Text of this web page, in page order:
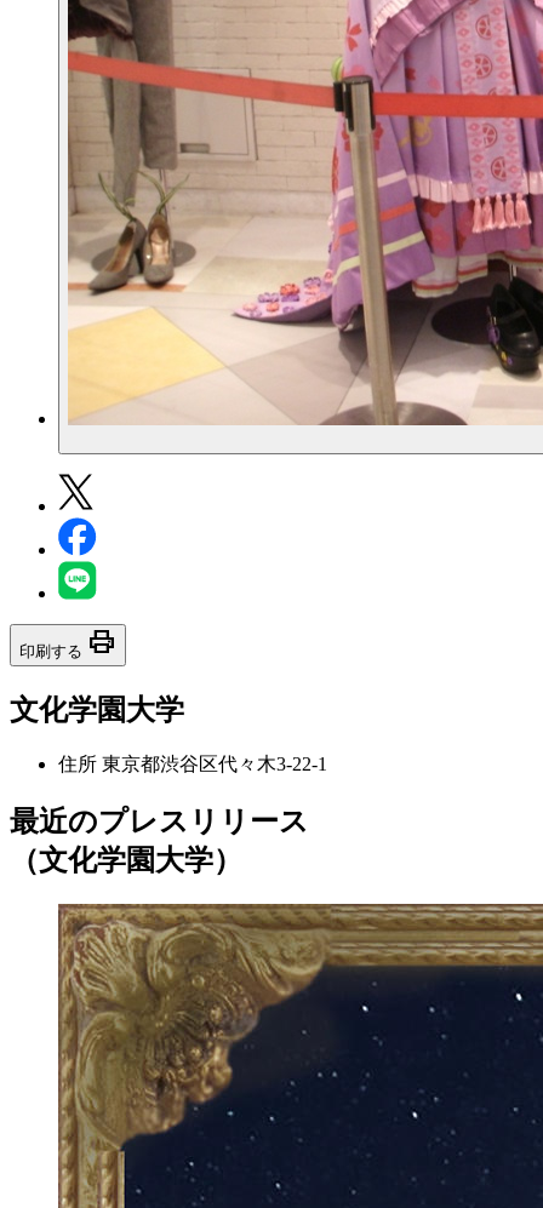
印刷する print
文化学園大学
住所 東京都渋谷区代々木3-22-1
最近のプレスリリース
（文化学園大学）